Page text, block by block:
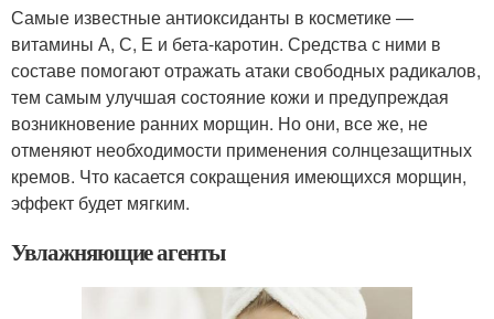
Самые известные антиоксиданты в косметике —
витамины А, С, Е и бета-каротин. Средства с ними в
составе помогают отражать атаки свободных радикалов,
тем самым улучшая состояние кожи и предупреждая
возникновение ранних морщин. Но они, все же, не
отменяют необходимости применения солнцезащитных
кремов. Что касается сокращения имеющихся морщин,
эффект будет мягким.
Увлажняющие агенты